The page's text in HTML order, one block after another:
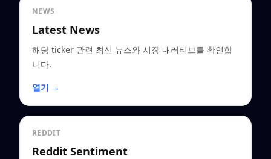
NEWS
Latest News
해당 ticker 관련 최신 뉴스와 시장 내러티브를 확인합
니다.
열기 →
REDDIT
Reddit Sentiment